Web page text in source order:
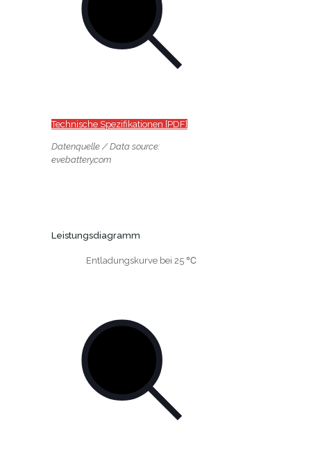
Technische Spezifikationen [PDF]
Datenquelle / Data source:
evebattery.com
Leistungsdiagramm
Entladungskurve bei 25 ℃